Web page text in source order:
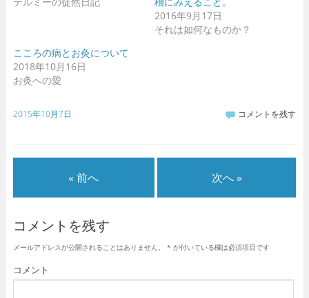
2016年9月17日
それは如何なものか？
こころの病とお灸について
2018年10月16日
お灸への愛
2015年10月7日 コメントを残す
« 前へ 次へ »
コメントを残す
メールアドレスが公開されることはありません。 * が付いている欄は必須項目です
コメント